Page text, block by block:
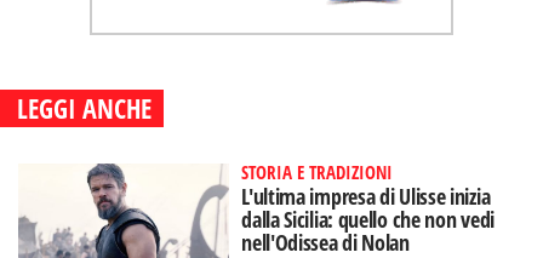
LEGGI ANCHE
STORIA E TRADIZIONI
L'ultima impresa di Ulisse inizia
dalla Sicilia: quello che non vedi
nell'Odissea di Nolan